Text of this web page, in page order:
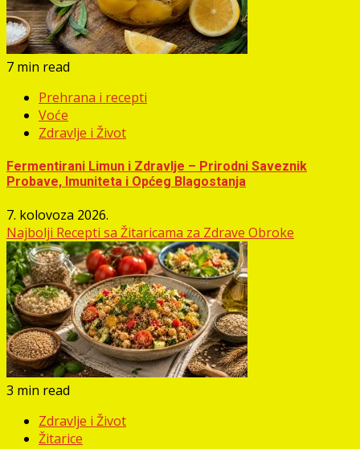
7 min read
Prehrana i recepti
Voće
Zdravlje i Život
Fermentirani Limun i Zdravlje – Prirodni Saveznik
Probave, Imuniteta i Općeg Blagostanja
7. kolovoza 2026.
Najbolji Recepti sa Žitaricama za Zdrave Obroke
3 min read
Zdravlje i Život
Žitarice